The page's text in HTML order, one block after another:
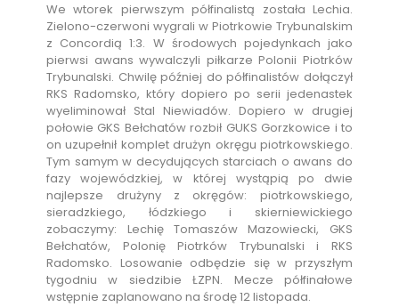
We wtorek pierwszym półfinalistą została Lechia.
Zielono-czerwoni wygrali w Piotrkowie Trybunalskim
z Concordią 1:3. W środowych pojedynkach jako
pierwsi awans wywalczyli piłkarze Polonii Piotrków
Trybunalski. Chwilę później do półfinalistów dołączył
RKS Radomsko, który dopiero po serii jedenastek
wyeliminował Stal Niewiadów. Dopiero w drugiej
połowie GKS Bełchatów rozbił GUKS Gorzkowice i to
on uzupełnił komplet drużyn okręgu piotrkowskiego.
Tym samym w decydujących starciach o awans do
fazy wojewódzkiej, w której wystąpią po dwie
najlepsze drużyny z okręgów: piotrkowskiego,
sieradzkiego, łódzkiego i skierniewickiego
zobaczymy: Lechię Tomaszów Mazowiecki, GKS
Bełchatów, Polonię Piotrków Trybunalski i RKS
Radomsko. Losowanie odbędzie się w przyszłym
tygodniu w siedzibie ŁZPN. Mecze półfinałowe
wstępnie zaplanowano na środę 12 listopada.